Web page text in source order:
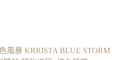
風暴 KRRISTA BLUE STORM